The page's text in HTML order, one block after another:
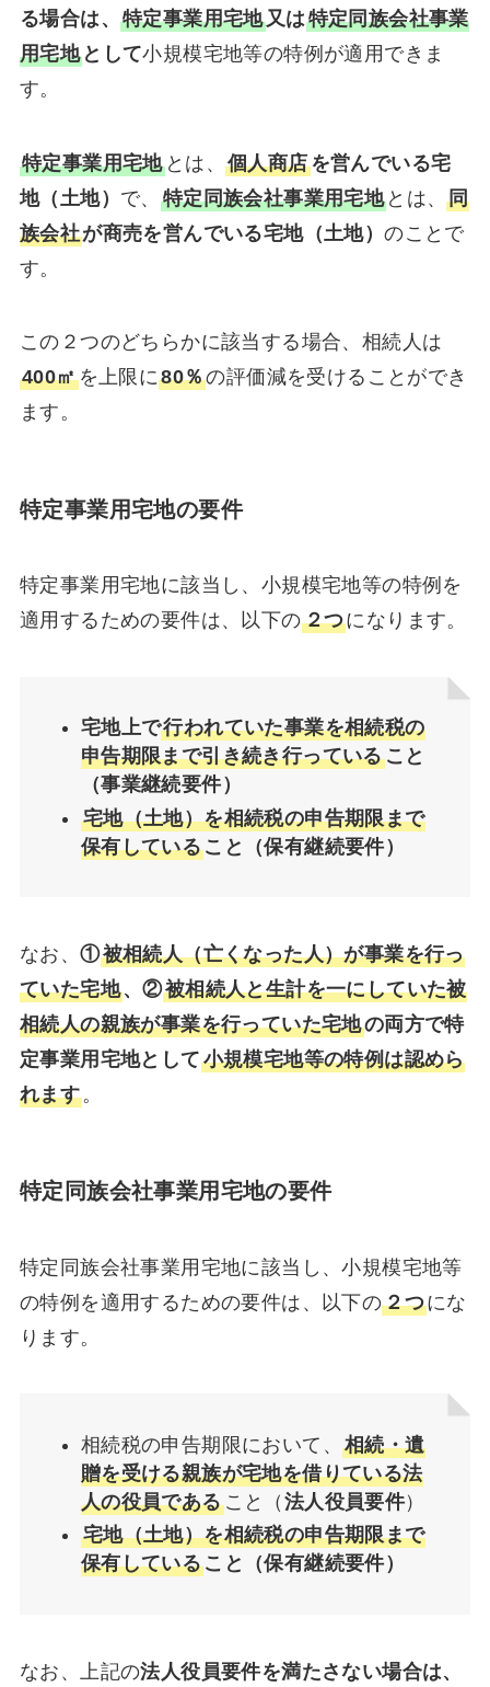
る場合は、 特定事業用宅地又は特定同族会社事業
用宅地 として小規模宅地等の特例が適用できま
す。
特定事業用宅地とは、 個人商店を営んでいる宅
地（土地） で、 特定同族会社事業用宅地 とは、同
族会社が商売を営んでいる宅地（土地）のことで
す。
この２つのどちらかに該当する場合、相続人は
400㎡を上限に80％の評価減を受けることができ
ます。
特定事業用宅地の要件
特定事業用宅地に該当し、小規模宅地等の特例を
適用するための要件は、以下の２つになります。
宅地上で行われていた事業を相続税の
申告期限まで引き続き行っていること
（事業継続要件）
宅地（土地）を相続税の申告期限まで
保有していること（保有継続要件）
なお、①被相続人（亡くなった人）が事業を行っ
ていた宅地、②被相続人と生計を一にしていた被
相続人の親族が事業を行っていた宅地の両方で特
定事業用宅地として小規模宅地等の特例は認めら
れます。
特定同族会社事業用宅地の要件
特定同族会社事業用宅地に該当し、小規模宅地等
の特例を適用するための要件は、以下の２つにな
ります。
相続税の申告期限において、 相続・遺
贈を受ける親族が宅地を借りている法
人の役員であること（ 法人役員要件）
宅地（土地）を相続税の申告期限まで
保有していること（保有継続要件）
なお、上記の法人役員要件を満たさない場合は、